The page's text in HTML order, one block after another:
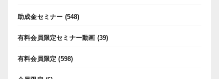
助成金セミナー (548)
有料会員限定セミナー動画 (39)
有料会員限定 (598)